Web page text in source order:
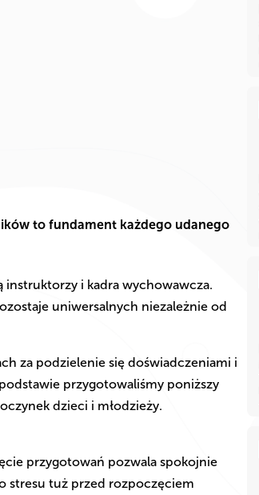
to fundament każdego udanego
instruktorzy i kadra wychowawcza.
uniwersalnych niezależnie od
za podzielenie się doświadczeniami i
przygotowaliśmy poniższy
dzieci i młodzieży.
przygotowań pozwala spokojnie
stresu tuż przed rozpoczęciem